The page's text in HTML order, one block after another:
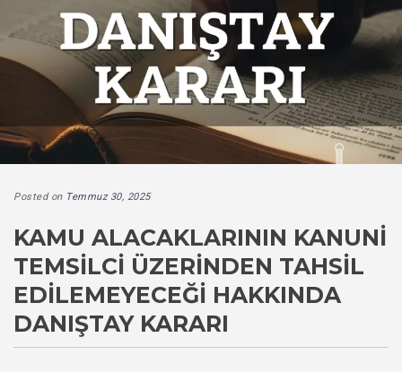
Posted on Temmuz 30, 2025
KAMU ALACAKLARININ KANUNI
TEMSILCI ÜZERINDEN TAHSIL
EDILEMEYECEĞI HAKKINDA
DANIŞTAY KARARI